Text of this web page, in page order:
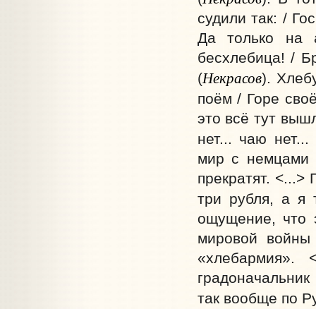
судили так: /
Да только на
бесхлебица! /
(Некрасов).
поём / Горе
это всё тут
нет... чаю
мир с немцами
прекратят. <...>
три рубля, а я
ощущение, что
мировой
так вообще по